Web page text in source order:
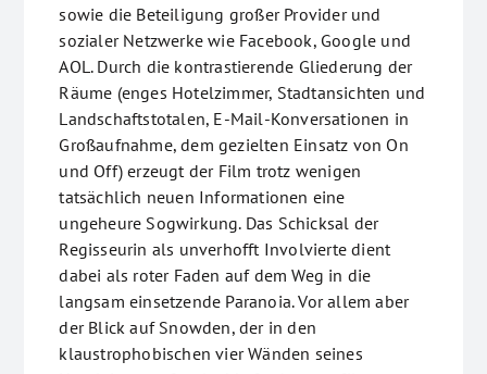
sowie die Beteiligung großer Provider und
sozialer Netzwerke wie Facebook, Google und
AOL. Durch die kontrastierende Gliederung der
Räume (enges Hotelzimmer, Stadtansichten und
Landschaftstotalen, E-Mail-Konversationen in
Großaufnahme, dem gezielten Einsatz von On
und Off) erzeugt der Film trotz wenigen
tatsächlich neuen Informationen eine
ungeheure Sogwirkung. Das Schicksal der
Regisseurin als unverhofft Involvierte dient
dabei als roter Faden auf dem Weg in die
langsam einsetzende Paranoia. Vor allem aber
der Blick auf Snowden, der in den
klaustrophobischen vier Wänden seines